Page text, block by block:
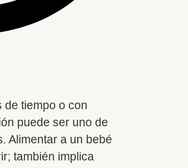
de tiempo o con
puede ser uno de
Alimentar a un bebé
también implica